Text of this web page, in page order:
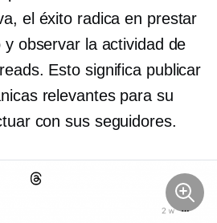
el éxito radica en prestar
y observar la actividad de
Esto significa publicar
relevantes para su
con sus seguidores.